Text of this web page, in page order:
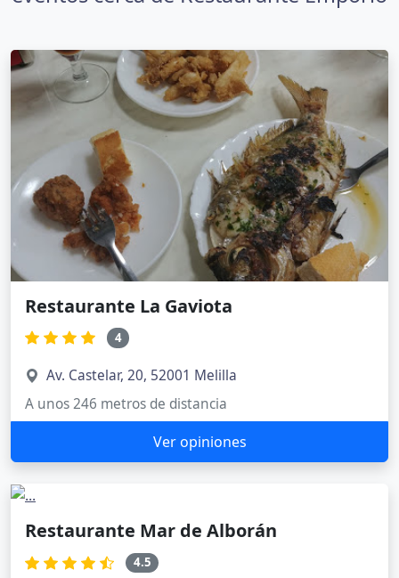
Restaurante La Gaviota
4
Av. Castelar, 20, 52001 Melilla
A unos 246 metros de distancia
Ver opiniones
Restaurante Mar de Alborán
4.5